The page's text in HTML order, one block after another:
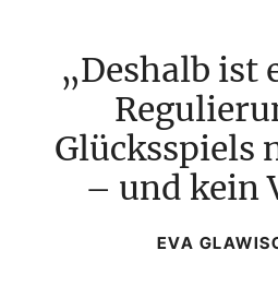
Deshalb ist
Glücksspiels
– und kein
EVA